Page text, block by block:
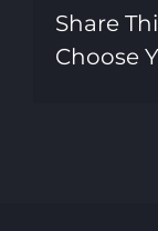
Share
Choose